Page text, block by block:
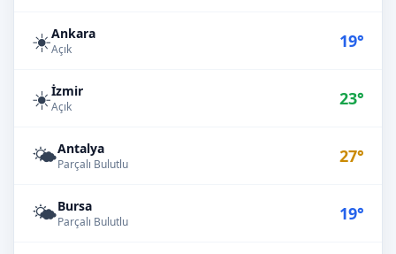
☀️Ankara
Açık 19°
☀️İzmir
Açık 23°
🌤️Antalya
Parçalı Bulutlu 27°
🌤️Bursa
Parçalı Bulutlu 19°